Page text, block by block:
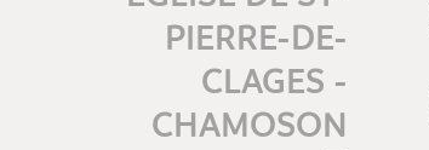
PIERRE-DE-
CLAGES -
CHAMOSON